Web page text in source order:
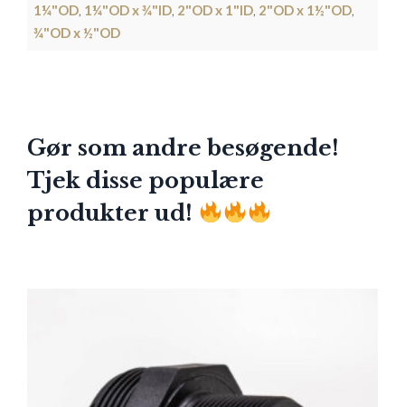
1¼"OD 1¼"OD x ¾"ID 2"OD x 1"ID 2"OD x 1½"OD
¾"OD x ½"OD
Gør som andre besøgende!
Tjek disse populære
produkter ud!